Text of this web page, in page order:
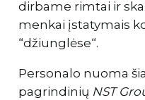
dirbame rimtai ir
menkai įstatymais
“džiunglėse“.
Personalo nuoma
pagrindinių NST